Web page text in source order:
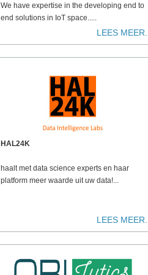
We have expertise in the developing end to
end solutions in IoT space.....
LEES MEER...
HAL24K
haalt met data science experts en haar
platform meer waarde uit uw data!...
LEES MEER...